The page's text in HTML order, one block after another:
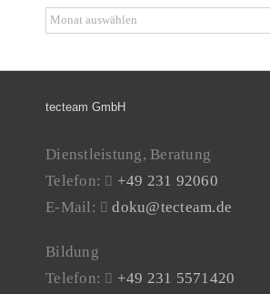
Archiv
tecteam GmbH
Dienstleistung, Beratung
Telefon:
+49 231 92060
E-Mail:
doku@tecteam.de
Bildung
Telefon:
+49 231 5571420